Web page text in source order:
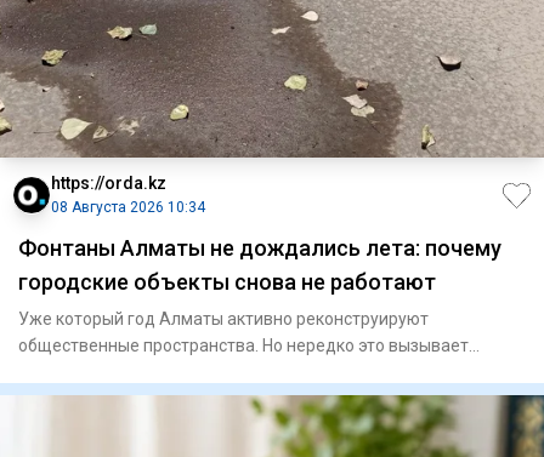
https://orda.kz
08 Августа 2026 10:34
Фонтаны Алматы не дождались лета: почему
городские объекты снова не работают
Уже который год Алматы активно реконструируют
общественные пространства. Но нередко это вызывает